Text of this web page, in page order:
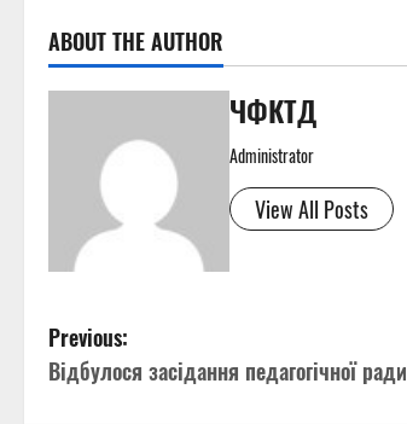
ABOUT THE AUTHOR
ЧФКТД
Administrator
View All Posts
P
o
Previous:
Відбулося засідання педагогічної ради